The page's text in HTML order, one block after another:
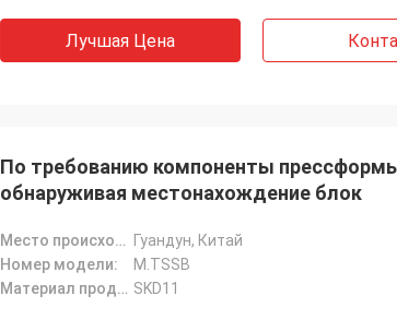
Лучшая Цена
По требованию компоненты
обнаруживая местонахождение блок
Место происхождения:
Гуандун, Китай
Номер модели:
M.TSSB
Материал продукта: SKD11